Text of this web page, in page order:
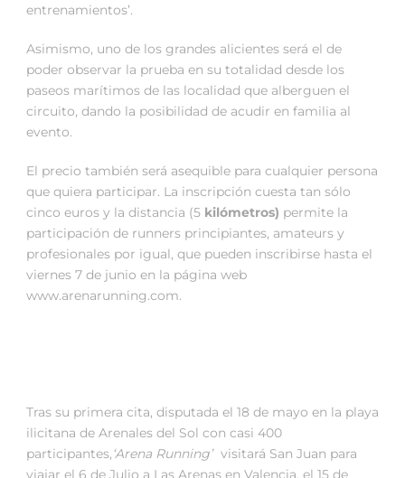
entrenamientos’.
Asimismo, uno de los grandes alicientes será el de
poder observar la prueba en su totalidad desde los
paseos marítimos de las localidad que alberguen el
circuito, dando la posibilidad de acudir en familia al
evento.
El precio también será asequible para cualquier persona
que quiera participar. La inscripción cuesta tan sólo
cinco euros y la distancia (5 kilómetros) permite la
participación de runners principiantes, amateurs y
profesionales por igual, que pueden inscribirse hasta el
viernes 7 de junio en la página web
www.arenarunning.com.
Tras su primera cita, disputada el 18 de mayo en la playa
ilicitana de Arenales del Sol con casi 400
participantes,‘Arena Running’ visitará San Juan para
viajar el 6 de Julio a Las Arenas en Valencia, el 15 de